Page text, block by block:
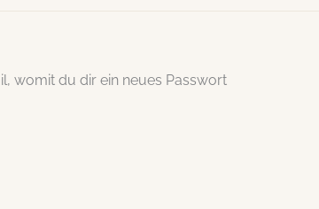
womit du dir ein neues Passwort